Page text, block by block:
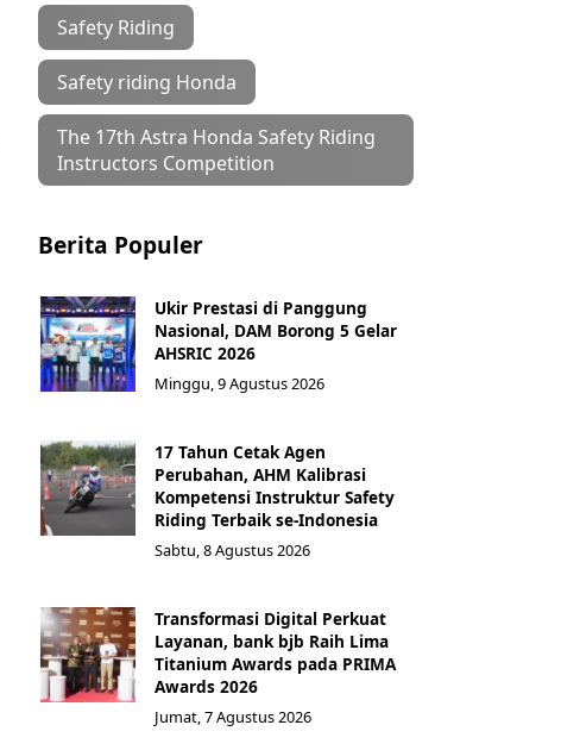
Safety Riding
Safety riding Honda
The 17th Astra Honda Safety Riding
Instructors Competition
Berita Populer
Ukir Prestasi di Panggung
Nasional, DAM Borong 5 Gelar
AHSRIC 2026
Minggu, 9 Agustus 2026
17 Tahun Cetak Agen
Perubahan, AHM Kalibrasi
Kompetensi Instruktur Safety
Riding Terbaik se-Indonesia
Sabtu, 8 Agustus 2026
Transformasi Digital Perkuat
Layanan, bank bjb Raih Lima
Titanium Awards pada PRIMA
Awards 2026
Jumat, 7 Agustus 2026